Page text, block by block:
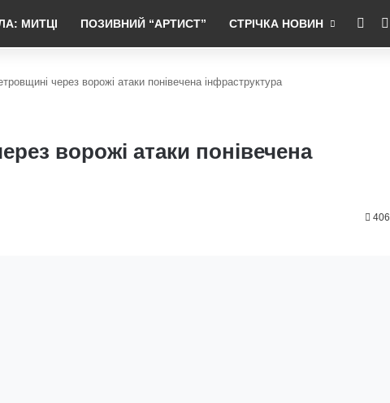
МИТЦІ ПОЗИВНИЙ “АРТИСТ” СТРІЧКА НОВИН RSS
через ворожі атаки понівечена інфраструктура
ворожі атаки понівечена
406